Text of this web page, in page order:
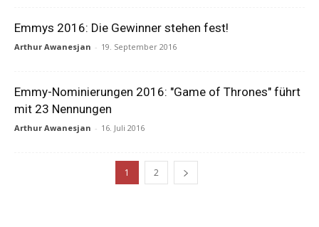
Emmys 2016: Die Gewinner stehen fest!
Arthur Awanesjan - 19. September 2016
Emmy-Nominierungen 2016: "Game of Thrones" führt
mit 23 Nennungen
Arthur Awanesjan - 16. Juli 2016
1 2